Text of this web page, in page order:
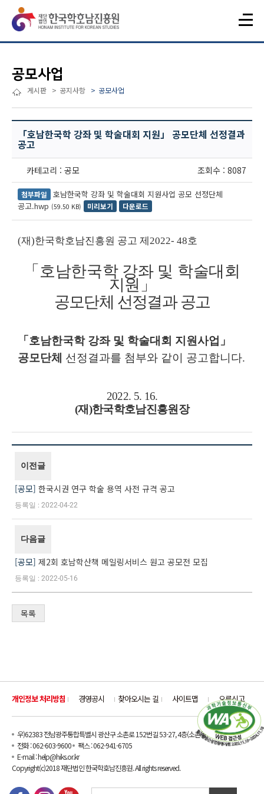
공모사업
게시판 공지사항 공모사업
「호남한국학 강좌 및 학술대회 지원」 공모단체 선정결과
공고
카테고리 : 공모 조회수 : 8087
첨부파일
호남한국학 강좌 및 학술대회 지원사업 공모 선정단체
공고.hwp (59.50 KB) 미리보기 다운로드
(재)한국학호남진흥원 공고 제2022- 48호
「 호남한국학 강좌 및 학술대회
지원 」
공모단체 선정결과 공고
「 호남한국학 강좌 및 학술대회 지원사업 」
공모단체 선정결과를 첨부와 같이 공고합니다.
2022. 5. 16.
(재)한국학호남진흥원장
이전글
공모 한국시권 연구 학술 용역 사전 규격 공고
2022-04-22
다음글
공모 제2회 호남학산책 메일링서비스 원고 공모전 모집
2022-05-16
목록
개인정보 처리방침 경영공시 찾아오시는 길 사이트맵 오류신고
우)62383 전남광주통합특별시 광산구 소촌로 152번길 53-27, 4층(소촌동)
전화 : 062-603-9600
팩스 : 062-941-6705
E-mail : help@hiks.or.kr
Copyright(c)2018 재단법인 한국학호남진흥원. All rights reserved.